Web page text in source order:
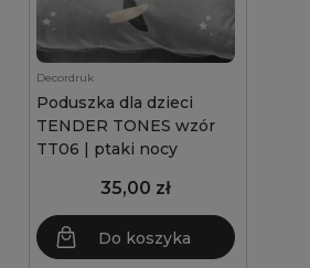
Decordruk
Poduszka dla dzieci
TENDER TONES wzór
TT06 | ptaki nocy
35,00 zł
Do koszyka